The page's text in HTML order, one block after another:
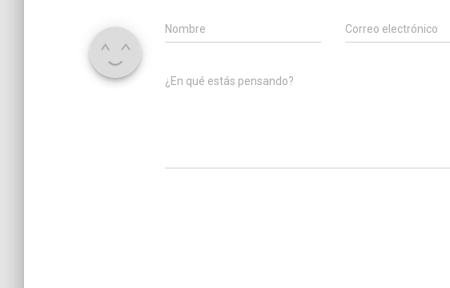
Nombre Correo electrónico
¿En qué estás pensando?